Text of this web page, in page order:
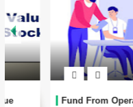
Conservatism Accounting